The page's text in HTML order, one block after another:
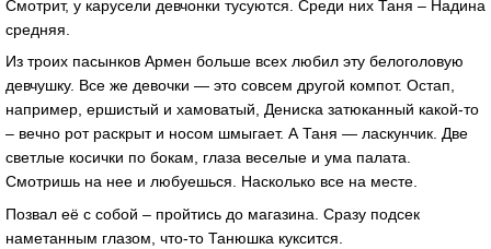
Смотрит, у карусели девчонки тусуются. Среди них Таня – Надина
средняя.
Из троих пасынков Армен больше всех любил эту белоголовую
девчушку. Все же девочки — это совсем другой компот. Остап,
например, ершистый и хамоватый, Дениска затюканный какой-то
– вечно рот раскрыт и носом шмыгает. А Таня — ласкунчик. Две
светлые косички по бокам, глаза веселые и ума палата.
Смотришь на нее и любуешься. Насколько все на месте.
Позвал её с собой – пройтись до магазина. Сразу подсек
наметанным глазом, что-то Танюшка куксится.